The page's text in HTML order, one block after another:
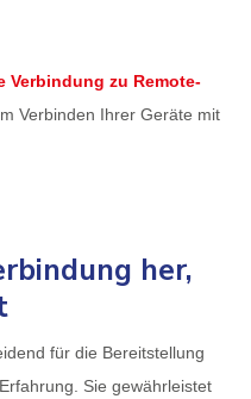
Verbindung zu Remote-
Verbinden Ihrer Geräte mit
her,
für die Bereitstellung
Sie gewährleistet